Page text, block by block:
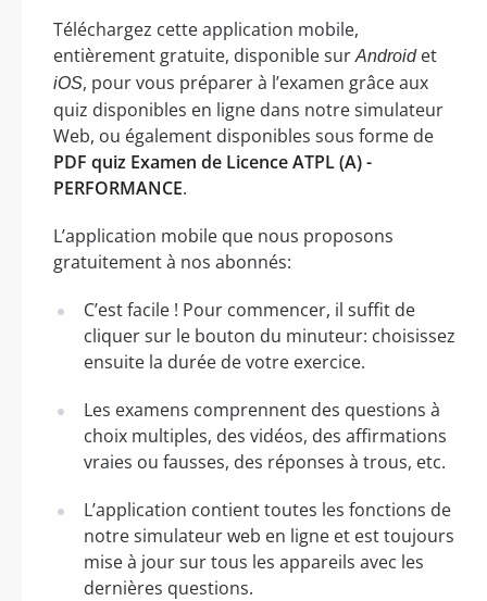
Téléchargez cette application mobile,
entièrement gratuite, disponible surAndroidet
iOS, pour vous préparer à l’examen grâce aux
quiz disponibles en ligne dans notre simulateur
Web, ou également disponibles sous forme de
PDF quiz Examen de Licence ATPL (A) -
PERFORMANCE.
L’application mobile que nous proposons
gratuitement à nos abonnés:
C’est facile ! Pour commencer, il suffit de
cliquer sur le bouton du minuteur: choisissez
ensuite la durée de votre exercice.
Les examens comprennent des questions à
choix multiples, des vidéos, des affirmations
vraies ou fausses, des réponses à trous, etc.
L’application contient toutes les fonctions de
notre simulateur web en ligne et est toujours
mise à jour sur tous les appareils avec les
dernières questions.